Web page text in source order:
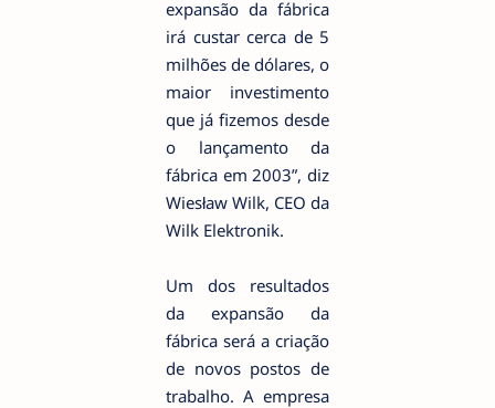
expansão da fábrica
irá custar cerca de 5
milhões de dólares, o
maior investimento
que já fizemos desde
o lançamento da
fábrica em 2003”, diz
Wiesław Wilk, CEO da
Wilk Elektronik.
Um dos resultados
da expansão da
fábrica será a criação
de novos postos de
trabalho. A empresa